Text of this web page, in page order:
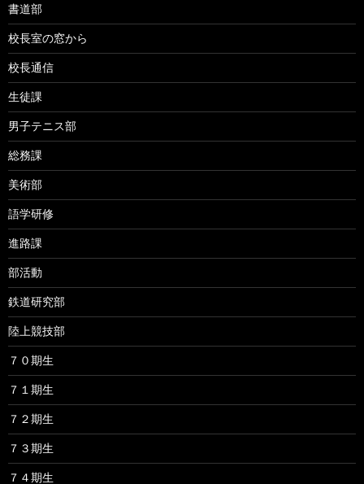
書道部
校長室の窓から
校長通信
生徒課
男子テニス部
総務課
美術部
語学研修
進路課
部活動
鉄道研究部
陸上競技部
７０期生
７１期生
７２期生
７３期生
７４期生